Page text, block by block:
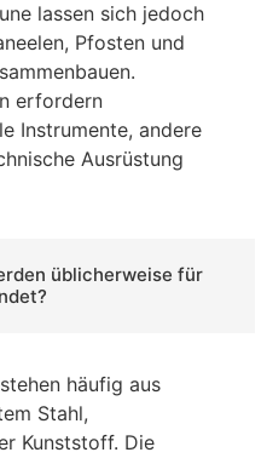
lassen sich jedoch
Pfosten und
erfordern
Instrumente, andere
Ausrüstung
üblicherweise für
häufig aus
Stahl,
Kunststoff. Die